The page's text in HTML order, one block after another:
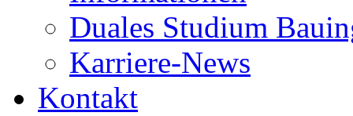
Duales Studium
Karriere-News
Kontakt